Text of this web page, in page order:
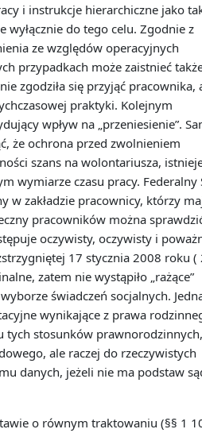
i instrukcje hierarchiczne jako
do tego celu. Zgodnie z
ze względów operacyjnych
przypadkach może zaistnieć
zgodziła się przyjąć pracownika,
praktyki. Kolejnym
wpływ na „przeniesienie”.
że ochrona przed zwolnieniem
szans na wolontariusza,
wymiarze czasu pracy. Federalny
w zakładzie pracownicy, którzy
pracowników można
oczywisty, oczywisty i
17 stycznia 2008 roku (
zatem nie wystąpiło „rażące”
świadczeń socjalnych.
wynikające z prawa
tych stosunków prawnorodzinnych,
ale raczej do rzeczywistych
danych, jeżeli nie ma podstaw
o równym traktowaniu (§§ 1